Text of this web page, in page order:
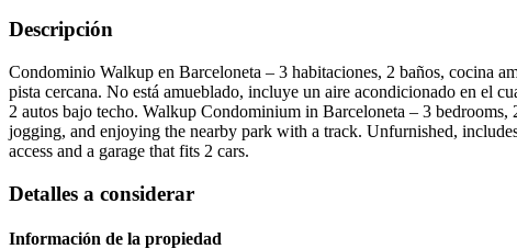
Descripción
Condominio Walkup en Barceloneta – 3 habitaciones, 2 baños, cocina
pista cercana. No está amueblado, incluye un aire acondicionado en el
2 autos bajo techo. Walkup Condominium in Barceloneta – 3
jogging, and enjoying the nearby park with a track. Unfurnished,
access and a garage that fits 2 cars.
Detalles a considerar
Información de la propiedad